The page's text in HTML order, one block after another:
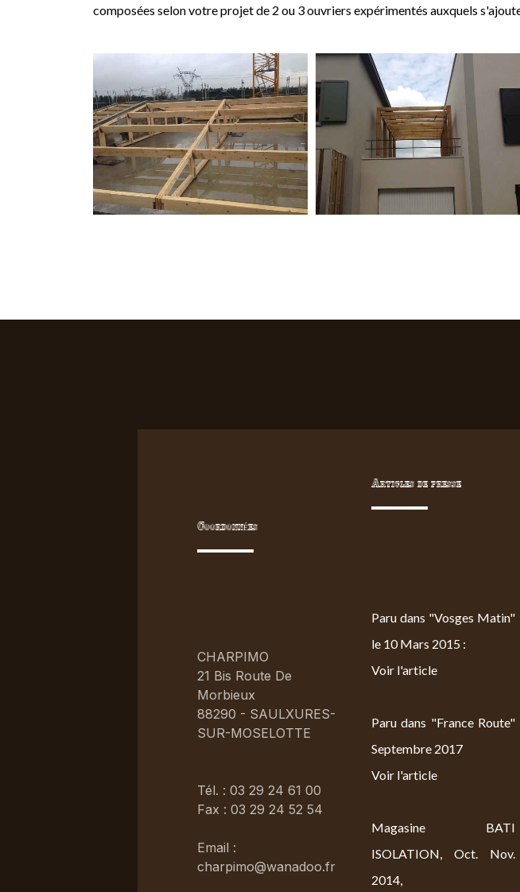
composées selon votre projet de 2 ou 3 ouvriers expérimentés auxquels
Coordonnées
CHARPIMO
21 Bis Route De
Morbieux
88290 - SAULXURES-
SUR-MOSELOTTE
Tél. : 03 29 24 61 00
Fax : 03 29 24 52 54
Email :
charpimo@wanadoo.fr
Articles de presse
Paru dans "Vosges Matin"
le 10 Mars 2015 :
Voir l'article
Paru dans "France Route"
Septembre 2017
Voir l'article
Magasine BATI
ISOLATION, Oct. Nov.
2014,